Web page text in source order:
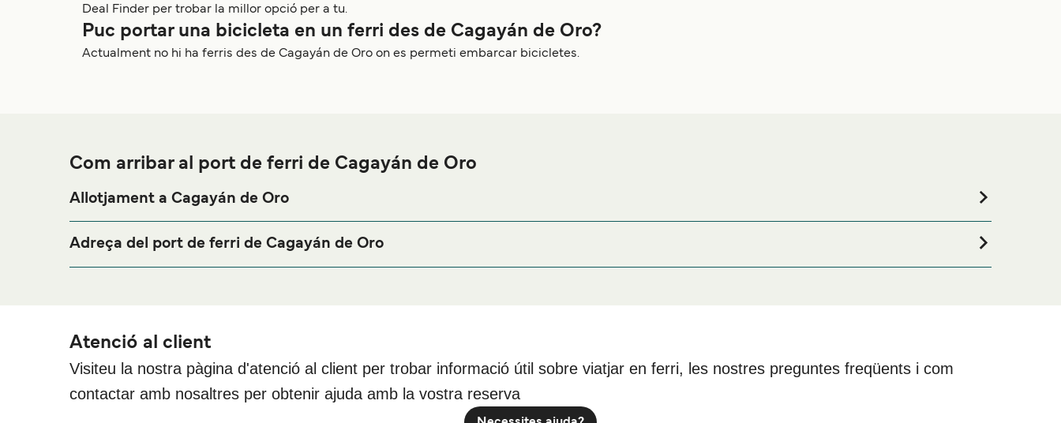
Deal Finder per trobar la millor opció per a tu.
Puc portar una bicicleta en un ferri des de Cagayán de Oro?
Actualment no hi ha ferris des de Cagayán de Oro on es permeti embarcar bicicletes.
Com arribar al port de ferri de Cagayán de Oro
Allotjament a Cagayán de Oro
pàgina de
Allotjament a Cagayán de Oro per als millors preus en allotjament i una de les seleccions més àmplies a internet.
Adreça del port de ferri de Cagayán de Oro
Atenció al client
Visiteu la nostra pàgina d'atenció al client per trobar informació útil sobre viatjar en ferri, les nostres preguntes freqüents i com
contactar amb nosaltres per obtenir ajuda amb la vostra reserva